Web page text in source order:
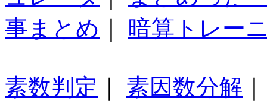
事まとめ
暗算トレー
素数判定 素因数分解